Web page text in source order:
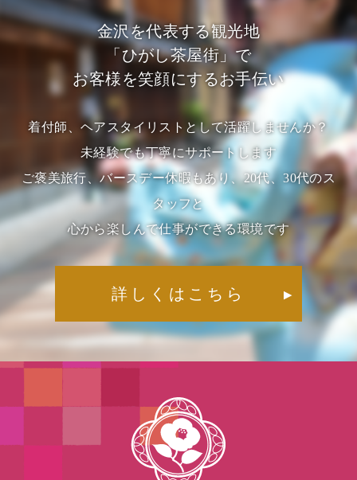
金沢を代表する観光地
「ひがし茶屋街」で
お客様を笑顔にするお手伝い
着付師、ヘアスタイリストとして活躍しませんか？
未経験でも丁寧にサポートします
ご褒美旅行、バースデー休暇もあり、20代、30代のス
タッフと
心から楽しんで仕事ができる環境です
詳しくはこちら ▶︎